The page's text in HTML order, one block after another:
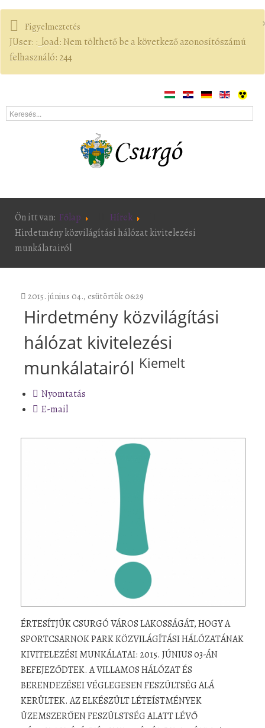
Figyelmeztetés
JUser: :_load: Nem tölthető be a következő azonosítószámú
felhasználó: 244
Ön itt van: Főlap
Hírek
Hirdetmény közvilágítási hálózat kivitelezési
munkálatairól
2015. június 04., csütörtök 06:29
Hirdetmény közvilágítási
hálózat kivitelezési
munkálatairól Kiemelt
Nyomtatás
E-mail
ÉRTESÍTJÜK CSURGÓ VÁROS LAKOSSÁGÁT, HOGY A
SPORTCSARNOK PARK KÖZVILÁGÍTÁSI HÁLÓZATÁNAK
KIVITELEZÉSI MUNKÁLATAI: 2015. JÚNIUS 03-ÁN
BEFEJEZŐDTEK. A VILLAMOS HÁLÓZAT ÉS
BERENDEZÉSEI VÉGLEGESEN FESZÜLTSÉG ALÁ
KERÜLTEK. AZ ELKÉSZÜLT LÉTEÍSTMÉNYEK
ÜZEMSZERŰEN FESZÜLSTSÉG ALATT LÉVŐ